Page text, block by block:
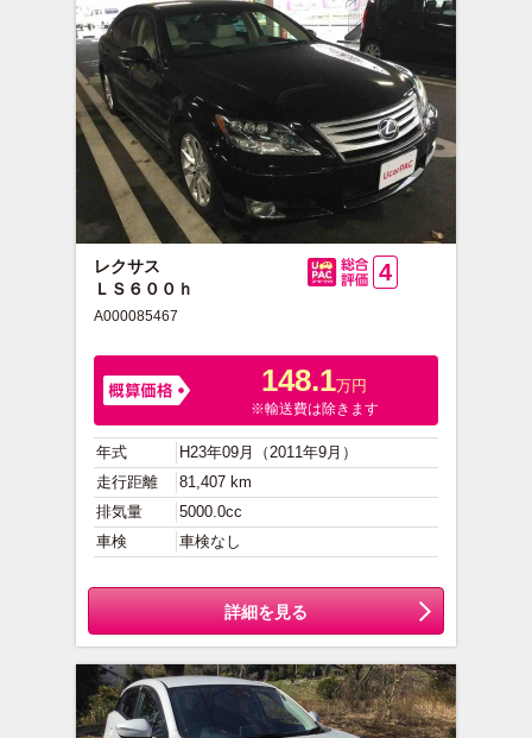
レクサス
ＬＳ６００ｈ
A000085467
4
148.1万円
※輸送費は除きます
年式
H23年09月（2011年9月）
走行距離
81,407 km
排気量
5000.0cc
車検
車検なし
詳細を見る